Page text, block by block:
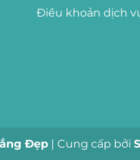
Điều khoản dịch
Đẹp | Cung cấp bởi